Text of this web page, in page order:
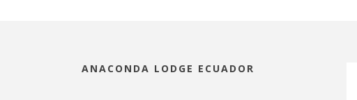
ANACONDA LODGE ECUADOR